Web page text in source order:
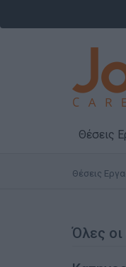
Θέσεις
Θέσεις
Όλες οι